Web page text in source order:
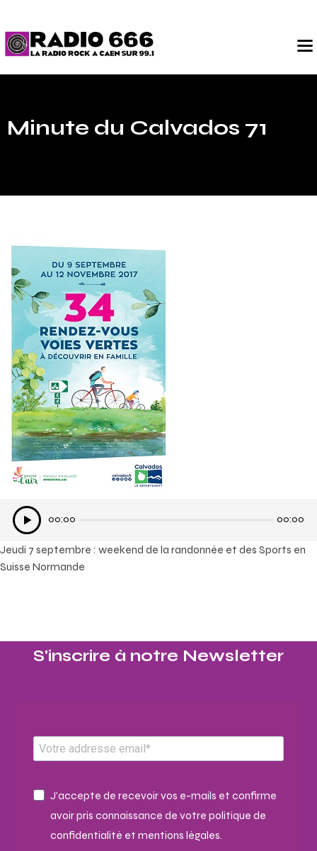
Minute du Calvados 71
Lecteur
audio
00:00 00:00
Jeudi 7 septembre : weekend de la randonnée et des Sports en
Suisse Normande
S'inscrire à notre Newsletter​
J'accepte de recevoir vos e-mails et confirme
avoir pris connaissance de votre politique de
confidentialité et mentions légales.